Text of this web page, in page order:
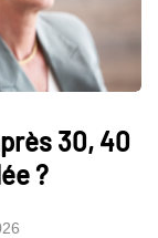
30, 40
?